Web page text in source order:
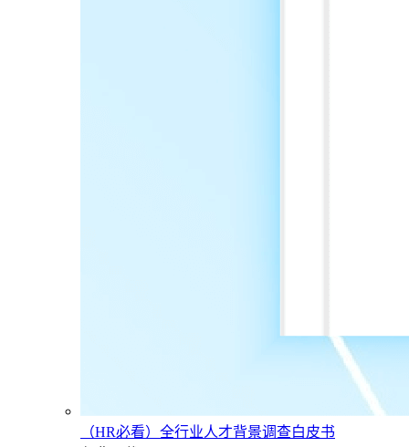
（HR必看）全行业人才背景调查白皮书